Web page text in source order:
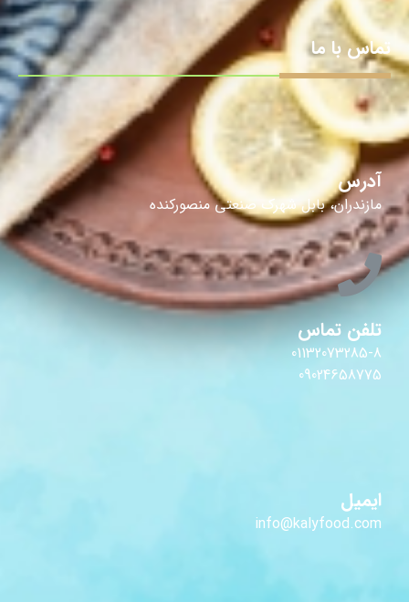
تماس با ما
آدرس
مازندران، بابل شهرک صنعتی منصورکنده
تلفن تماس
01132073285-8
09024658775
ایمیل
info@kalyfood.com